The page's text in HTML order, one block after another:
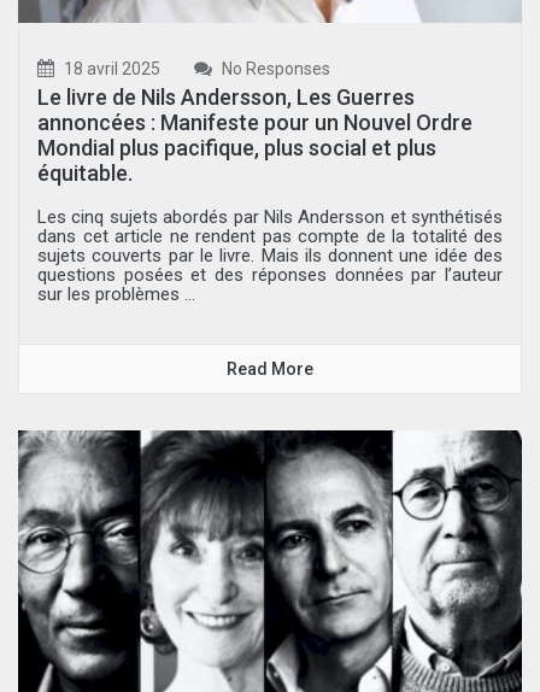
18 avril 2025 No Responses
Le livre de Nils Andersson, Les Guerres
annoncées : Manifeste pour un Nouvel Ordre
Mondial plus pacifique, plus social et plus
équitable.
Les cinq sujets abordés par Nils Andersson et synthétisés
dans cet article ne rendent pas compte de la totalité des
sujets couverts par le livre. Mais ils donnent une idée des
questions posées et des réponses données par l’auteur
sur les problèmes ...
Read More